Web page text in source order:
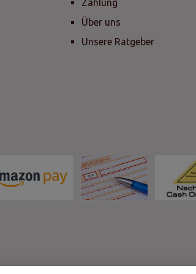
Zahlung
Über uns
Unsere Ratgeber